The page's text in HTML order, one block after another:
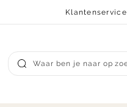
Klantenservice
Submit search